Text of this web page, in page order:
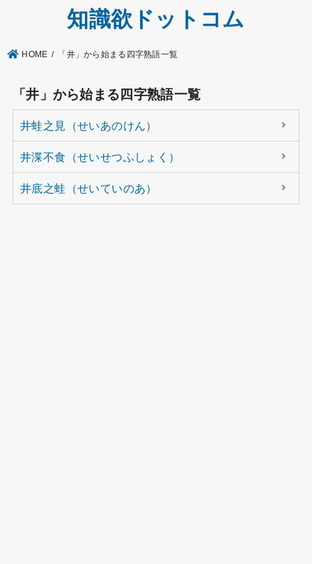
知識欲ドットコム
HOME 「井」から始まる四字熟語一覧
「井」から始まる四字熟語一覧
井蛙之見（せいあのけん）
井渫不食（せいせつふしょく）
井底之蛙（せいていのあ）